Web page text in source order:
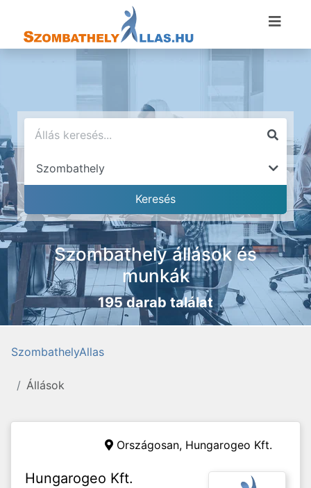
Szombathely állások és
munkák
195 darab találat
SzombathelyAllas
Állások
Országosan, Hungarogeo Kft.
Hungarogeo Kft.